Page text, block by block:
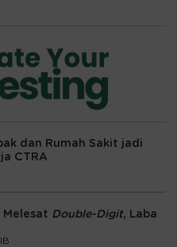
dan Rumah Sakit jadi
CTRA
Melesat Double-Digit, Laba